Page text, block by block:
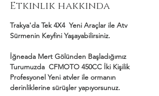
Etkinlik hakkında
Trakya'da Tek 4X4  Yeni Araçlar ile Atv
Sürmenin Keyfini Yaşayabilirsiniz.
İğneada Mert Gölünden Başladığımız
Turumuzda  CFMOTO 450CC İki Kişilik
Profesyonel Yeni atvler ile ormanın
derinliklerine sürüşler yapıyorsunuz.